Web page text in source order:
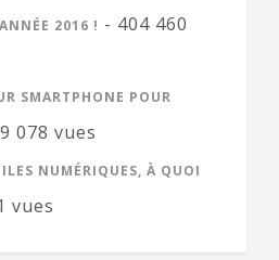
2016 ! - 404 460
SMARTPHONE POUR
078 vues
NUMÉRIQUES, À QUOI
vues